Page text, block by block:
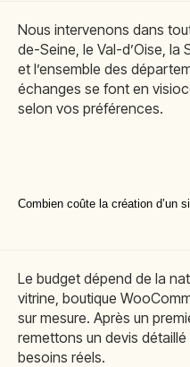
Nous intervenons dans
de-Seine, le Val-d’Oise, la
et l’ensemble des
échanges se font en
selon vos préférences.
Combien coûte la création d’un
Le budget dépend de la
vitrine, boutique
sur mesure. Après un
remettons un devis
besoins réels.